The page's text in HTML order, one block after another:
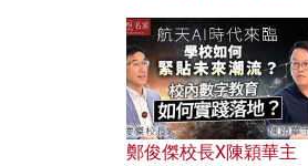
鄭俊傑校長X陳穎華主